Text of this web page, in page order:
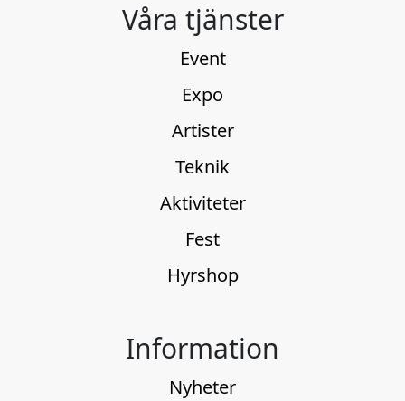
Våra tjänster
Event
Expo
Artister
Teknik
Aktiviteter
Fest
Hyrshop
Information
Nyheter